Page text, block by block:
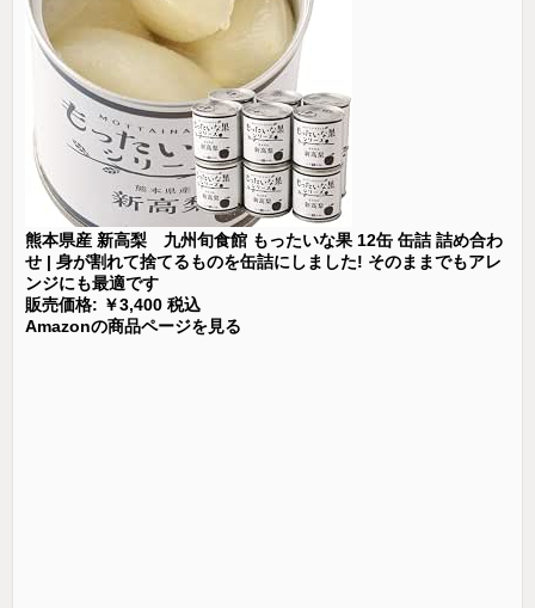
熊本県産 新高梨 九州旬食館 もったいな果 12缶 缶詰 詰め合わ
せ | 身が割れて捨てるものを缶詰にしました! そのままでもアレ
ンジにも最適です
販売価格: ￥3,400 税込
Amazonの商品ページを見る